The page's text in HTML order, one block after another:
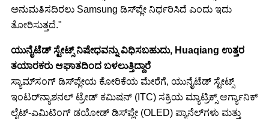
ಅನುಮತಿಸದಿರಲು Samsung ಡಿಸ್‌ಪ್ಲೇ ನಿರ್ಧರಿಸಿದೆ ಎಂದು ಇದು
ತೋರಿಸುತ್ತದೆ."
ಯುನೈಟೆಡ್ ಸ್ಟೇಟ್ಸ್ ನಿಷೇಧವನ್ನು ವಿಧಿಸಬಹುದು, Huaqiang ಉತ್ತರ
ತಯಾರಕರು ಆಘಾತದಿಂದ ಬಳಲುತ್ತಿದ್ದಾರೆ
ಸ್ಯಾಮ್‌ಸಂಗ್ ಡಿಸ್‌ಪ್ಲೇಯ ಕೋರಿಕೆಯ ಮೇರೆಗೆ, ಯುನೈಟೆಡ್ ಸ್ಟೇಟ್ಸ್
ಇಂಟರ್‌ನ್ಯಾಶನಲ್ ಟ್ರೇಡ್ ಕಮಿಷನ್ (ITC) ಸಕ್ರಿಯ ಮ್ಯಾಟ್ರಿಕ್ಸ್ ಆರ್ಗ್ಯಾನಿಕ್
ಲೈಟ್-ಎಮಿಟಿಂಗ್ ಡಯೋಡ್ ಡಿಸ್‌ಪ್ಲೇ (OLED) ಪ್ಯಾನೆಲ್‌ಗಳು ಮತ್ತು